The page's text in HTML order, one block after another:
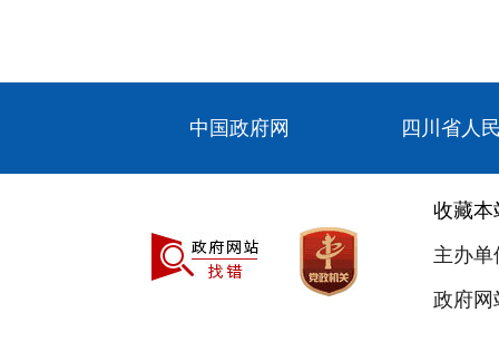
中国政府网 四川省人
收藏本
主办
政府网